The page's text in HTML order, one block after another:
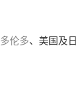
多伦多、美国及日